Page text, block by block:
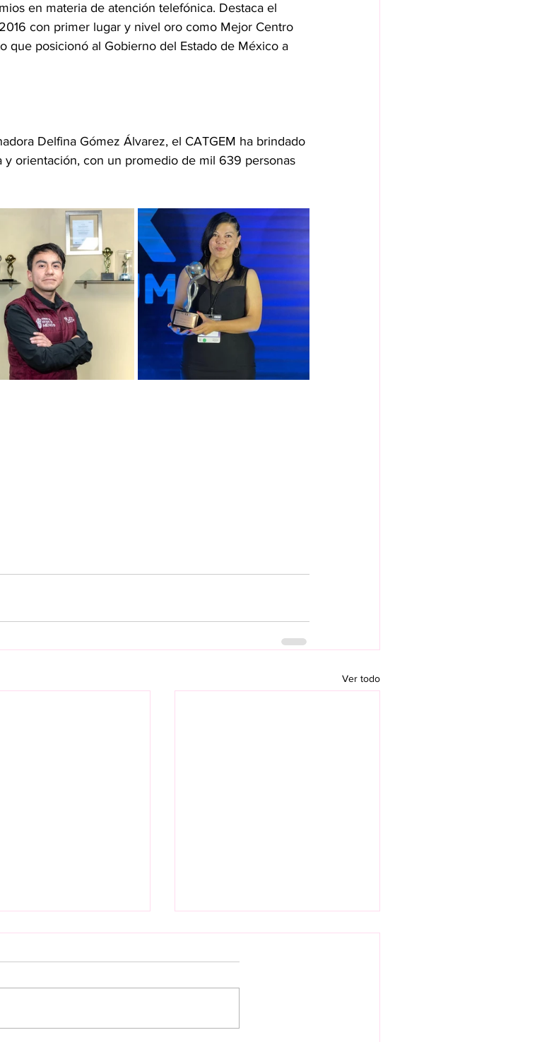
en materia de atención telefónica. Destaca el
con primer lugar y nivel oro como Mejor Centro
que posicionó al Gobierno del Estado de México a
Delfina Gómez Álvarez, el CATGEM ha brindado
orientación, con un promedio de mil 639 personas
Ver todo